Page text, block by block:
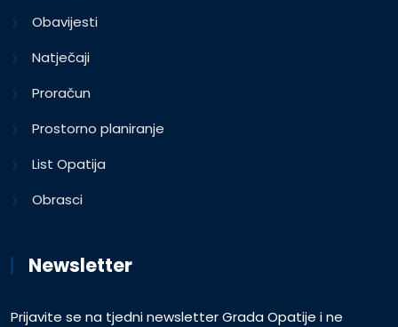
Obavijesti
Natječaji
Proračun
Prostorno planiranje
List Opatija
Obrasci
Newsletter
Prijavite se na tjedni newsletter Grada Opatije i ne